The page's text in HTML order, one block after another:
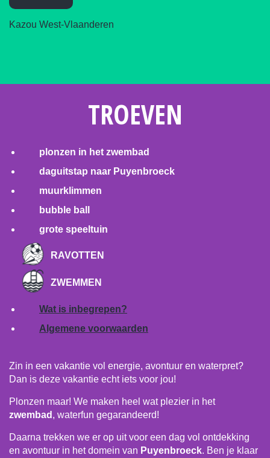
Kazou West-Vlaanderen
TROEVEN
plonzen in het zwembad
daguitstap naar Puyenbroeck
muurklimmen
bubble ball
grote speeltuin
RAVOTTEN
ZWEMMEN
Wat is inbegrepen?
Algemene voorwaarden
Zin in een vakantie vol energie, avontuur en waterpret?
Dan is deze vakantie echt iets voor jou!
Plonzen maar! We maken heel wat plezier in het
zwembad , waterfun gegarandeerd!
Daarna trekken we er op uit voor een dag vol ontdekking
en avontuur in het domein van Puyenbroeck. Ben je klaar